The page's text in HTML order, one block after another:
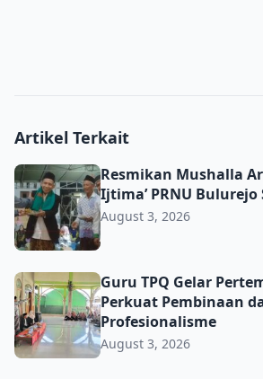
Artikel Terkait
Resmikan Mushalla Ar-Rohman,
Resmikan Mushalla
Ijtima’ PRNU Bulurejo
August 3, 2026
Guru TPQ Gelar Pertemuan Rutin,
Guru TPQ Gelar
Perkuat Pembinaan
Profesionalisme
August 3, 2026